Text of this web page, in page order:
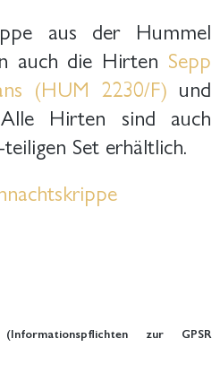
aus der Hummel
auch die Hirten Sepp
(HUM 2230/F) und
Hirten sind auch
Set erhältlich.
zur GPSR